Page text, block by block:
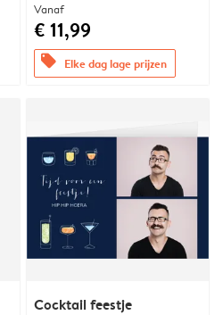
Vanaf
€ 11,99
offers Elke dag lage prijzen
Cocktail feestje